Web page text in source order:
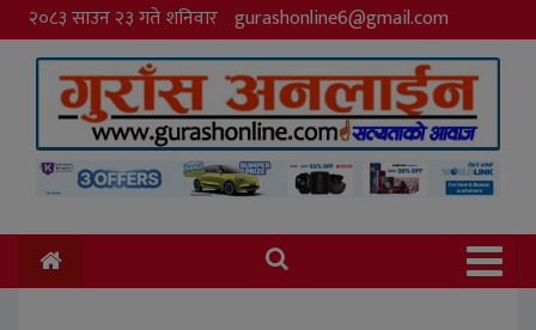
२०८३ साउन २३ गते शनिवार gurashonline6@gmail.com